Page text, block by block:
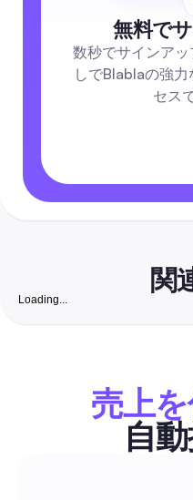
無料で
数秒でサインア
しでBlablaの強
セス
関
を低コストの自動化と
フォロワーを増やす方
ル、厳選されたチェッ
ロワーを顧客に変える
コメント＆DM自動化
Loading...
売上
自